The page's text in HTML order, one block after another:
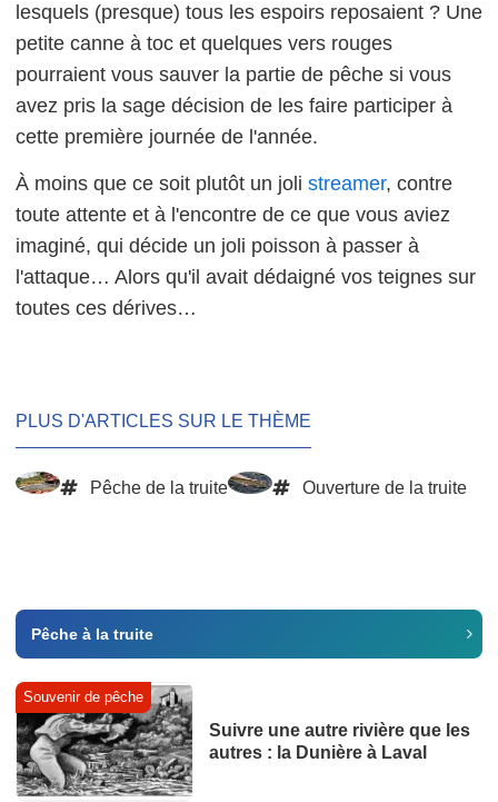
lesquels (presque) tous les espoirs reposaient ? Une
petite canne à toc et quelques vers rouges
pourraient vous sauver la partie de pêche si vous
avez pris la sage décision de les faire participer à
cette première journée de l'année.
À moins que ce soit plutôt un joli streamer, contre
toute attente et à l'encontre de ce que vous aviez
imaginé, qui décide un joli poisson à passer à
l'attaque… Alors qu'il avait dédaigné vos teignes sur
toutes ces dérives…
PLUS D'ARTICLES SUR LE THÈME
Pêche de la truite Ouverture de la truite
Pêche à la truite
Souvenir de pêche
Suivre une autre rivière que les
autres : la Dunière à Laval